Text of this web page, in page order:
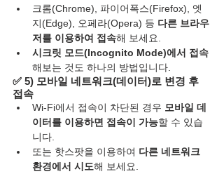
크롬(Chrome), 파이어폭스(Firefox), 엣
지(Edge), 오페라(Opera) 등 다른 브라우
저를 이용하여 접속해 보세요.
시크릿 모드(Incognito Mode)에서 접속
해보는 것도 하나의 방법입니다.
✅ 5) 모바일 네트워크(데이터)로 변경 후
접속
Wi-Fi에서 접속이 차단된 경우 모바일 데
이터를 이용하면 접속이 가능할 수 있습
니다.
또는 핫스팟을 이용하여 다른 네트워크
환경에서 시도해 보세요.